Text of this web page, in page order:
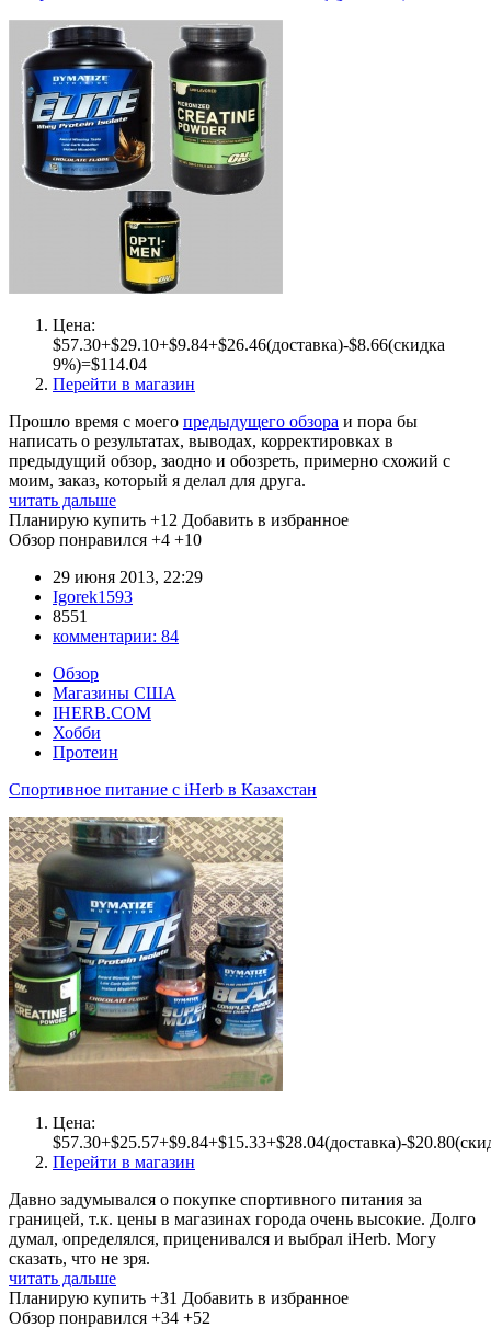
Цена:
$57.30+$29.10+$9.84+$26.46(доставка)-$8.66(скидка
9%)=$114.04
Перейти в магазин
Прошло время с моего предыдущего обзора и пора бы
написать о результатах, выводах, корректировках в
предыдущий обзор, заодно и обозреть, примерно схожий с
моим, заказ, который я делал для друга.
читать дальше
Планирую купить +12 Добавить в избранное
Обзор понравился +4 +10
29 июня 2013, 22:29
Igorek1593
8551
комментарии: 84
Обзор
Магазины США
IHERB.COM
Хобби
Протеин
Спортивное питание с iHerb в Казахстан
Цена:
$57.30+$25.57+$9.84+$15.33+$28.04(доставка)-
Перейти в магазин
Давно задумывался о покупке спортивного питания за
границей, т.к. цены в магазинах города очень высокие. Долго
думал, определялся, приценивался и выбрал iHerb. Могу
сказать, что не зря.
читать дальше
Планирую купить +31 Добавить в избранное
Обзор понравился +34 +52